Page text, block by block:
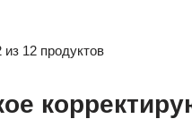
из 12 продуктов